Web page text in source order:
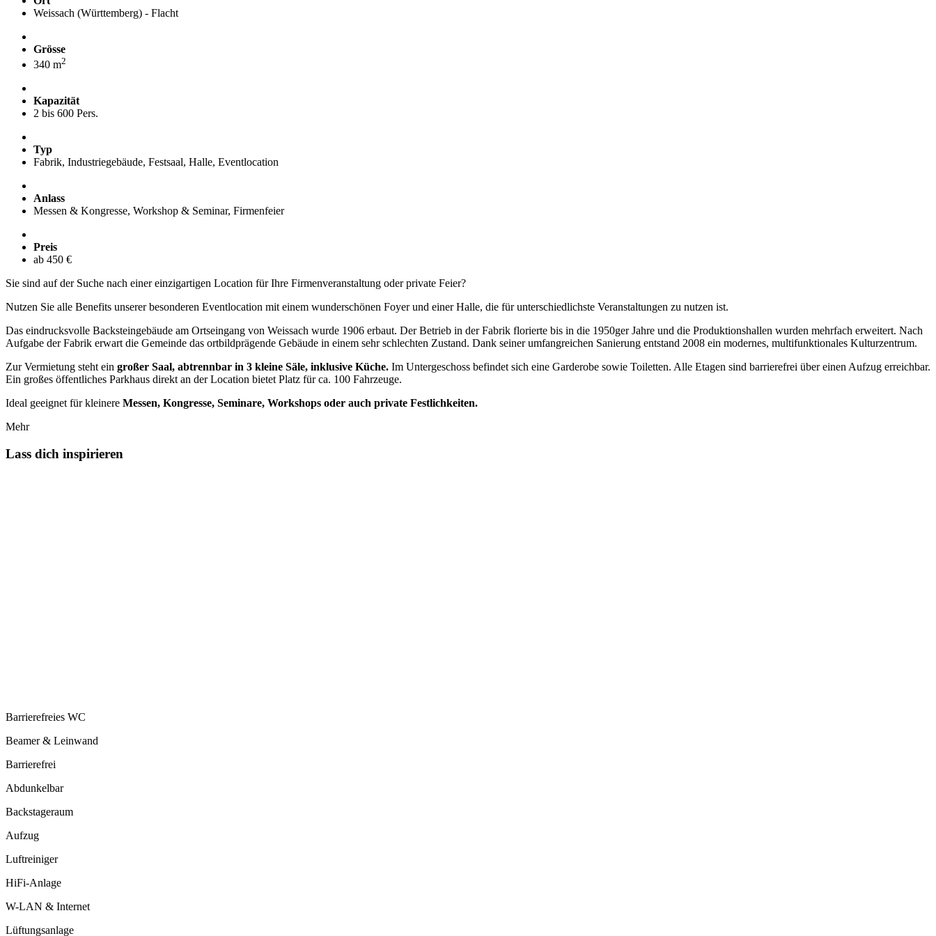
Weissach (Württemberg) - Flacht
Grösse
340 m2
Kapazität
2 bis 600 Pers.
Typ
Fabrik, Industriegebäude, Festsaal, Halle, Eventlocation
Anlass
Messen & Kongresse, Workshop & Seminar, Firmenfeier
Preis
ab 450 €
Sie sind auf der Suche nach einer einzigartigen Location für Ihre Firmenveranstaltung oder private Feier?
Nutzen Sie alle Benefits unserer besonderen Eventlocation mit einem wunderschönen Foyer und einer Halle, die für unterschiedlichste Veranstaltungen zu nutzen ist.
Das eindrucksvolle Backsteingebäude am Ortseingang von Weissach wurde 1906 erbaut. Der Betrieb in der Fabrik florierte bis in die 1950ger Jahre und die Produktionshallen wurden mehrfach erweitert. Nach
Aufgabe der Fabrik erwart die Gemeinde das ortbildprägende Gebäude in einem sehr schlechten Zustand. Dank seiner umfangreichen Sanierung entstand 2008 ein modernes, multifunktionales Kulturzentrum.
Zur Vermietung steht ein großer Saal, abtrennbar in 3 kleine Säle, inklusive Küche. Im Untergeschoss befindet sich eine Garderobe sowie Toiletten. Alle Etagen sind barrierefrei über einen Aufzug erreichbar.
Ein großes öffentliches Parkhaus direkt an der Location bietet Platz für ca. 100 Fahrzeuge.
Ideal geeignet für kleinere Messen, Kongresse, Seminare, Workshops oder auch private Festlichkeiten.
Mehr
Lass dich inspirieren
Barrierefreies WC
Beamer & Leinwand
Barrierefrei
Abdunkelbar
Backstageraum
Aufzug
Luftreiniger
HiFi-Anlage
W-LAN & Internet
Lüftungsanlage